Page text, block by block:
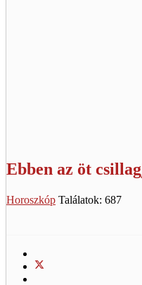
Ebben az öt
Horoszkóp Találatok: 687